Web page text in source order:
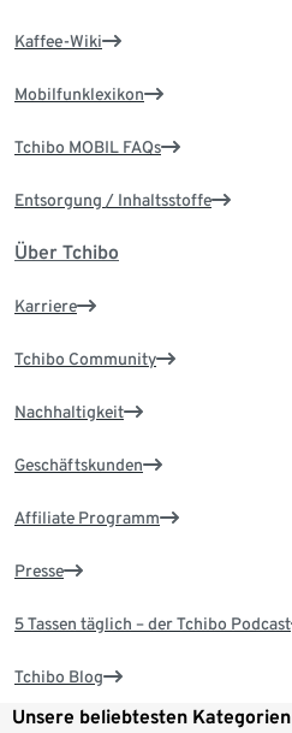
Kaffee-Wiki
Mobilfunklexikon
Tchibo MOBIL FAQs
Entsorgung / Inhaltsstoffe
Über Tchibo
Karriere
Tchibo Community
Nachhaltigkeit
Geschäftskunden
Affiliate Programm
Presse
5 Tassen täglich – der Tchibo Podcast
Tchibo Blog
Unsere beliebtesten Kategorien